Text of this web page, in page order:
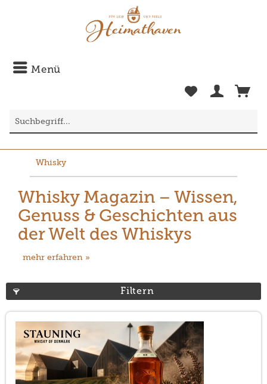
Menü
Whisky
Whisky Magazin – Wissen,
Genuss & Geschichten aus
der Welt des Whiskys
mehr erfahren »
Filtern